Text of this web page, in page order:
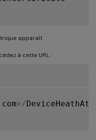
S] Suspend
apparaît.
à cette URL :
com>/